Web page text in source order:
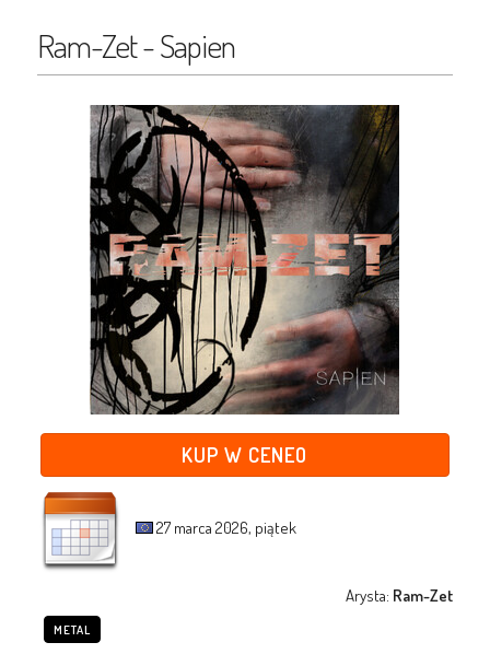
Ram-Zet - Sapien
KUP W CENEO
27 marca 2026, piątek
Arysta: Ram-Zet
METAL